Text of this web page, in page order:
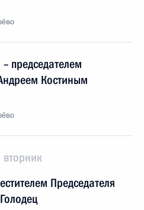
председателем
Костиным
Председателя